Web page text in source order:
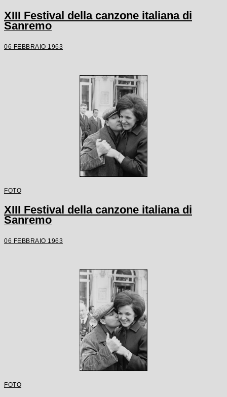
XIII Festival della canzone italiana di
Sanremo
06 FEBBRAIO 1963
FOTO
XIII Festival della canzone italiana di
Sanremo
06 FEBBRAIO 1963
FOTO